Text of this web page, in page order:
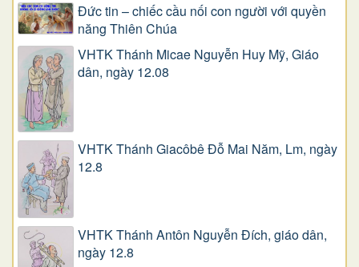
Đức tin – chiếc cầu nối con người với quyền
năng Thiên Chúa
VHTK Thánh Micae Nguyễn Huy Mỹ, Giáo
dân, ngày 12.08
VHTK Thánh Giacôbê Ðỗ Mai Năm, Lm, ngày
12.8
VHTK Thánh Antôn Nguyễn Ðích, giáo dân,
ngày 12.8